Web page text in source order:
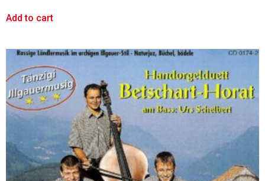
Add to cart